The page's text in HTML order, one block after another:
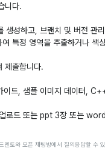
니다.
생성하고, 브랜치 및 버전 관
특정 영역을 추출하거나 색
제출합니다.
이드, 샘플 이미지 데이터,
로드 또는 ppt 3장 또는
멘토와 오픈 채팅방에서 질의응답할 수